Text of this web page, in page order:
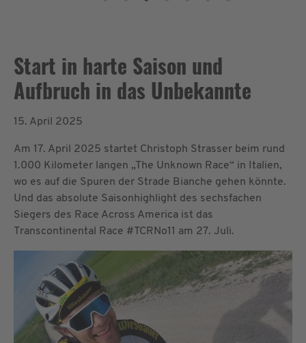
Start in harte Saison und
Aufbruch in das Unbekannte
15. April 2025
Am 17. April 2025 startet Christoph Strasser beim rund
1.000 Kilometer langen „The Unknown Race“ in Italien,
wo es auf die Spuren der Strade Bianche gehen könnte.
Und das absolute Saisonhighlight des sechsfachen
Siegers des Race Across America ist das
Transcontinental Race #TCRNo11 am 27. Juli.